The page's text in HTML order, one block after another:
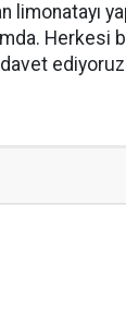
limonatayı
Herkesi